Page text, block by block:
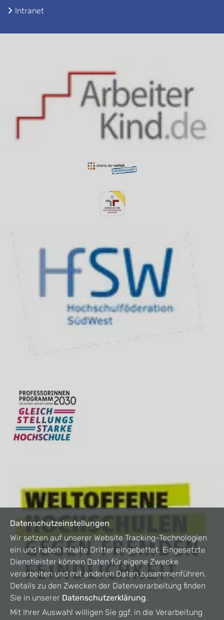
Intranet
Datenschutzeinstellungen
Wir setzen auf unserer Website Tracking-Technologien
ein und haben Inhalte Dritter eingebettet. Eingesetzte
Dienstleister können Daten für eigene Zwecke
verarbeiten und mit anderen Daten zusammenführen.
Details zu den Zwecken der Datenverarbeitung finden
Sie in unserer Datenschutzerklärung.
Mit Ihrer Auswahl willigen Sie ggf. in die Verarbeitung